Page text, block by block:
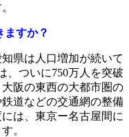
ますか？
県は人口増加が続いて
、ついに750万人を突破
阪の東西の大都市圏の
道などの交通網の整備
は、東京ー名古屋間に
。